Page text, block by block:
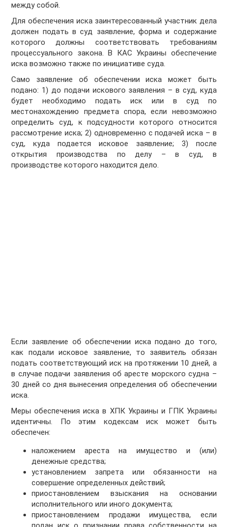
между собой.
Для обеспечения иска заинтересованный участник дела
должен подать в суд заявление, форма и содержание
которого должны соответствовать требованиям
процессуального закона. В КАС Украины обеспечение
иска возможно также по инициативе суда.
Само заявление об обеспечении иска может быть
подано: 1) до подачи искового заявления – в суд, куда
будет необходимо подать иск или в суд по
местонахождению предмета спора, если невозможно
определить суд, к подсудности которого относится
рассмотрение иска; 2) одновременно с подачей иска – в
суд, куда подается исковое заявление; 3) после
открытия производства по делу – в суд, в
производстве которого находится дело.
Если заявление об обеспечении иска подано до того,
как подали исковое заявление, то заявитель обязан
подать соответствующий иск на протяжении 10 дней, а
в случае подачи заявления об аресте морского судна –
30 дней со дня вынесения определения об обеспечении
иска.
Меры обеспечения иска в ХПК Украины и ГПК Украины
идентичны. По этим кодексам иск может быть
обеспечен:
наложением ареста на имущество и (или)
денежные средства;
установлением запрета или обязанности на
совершение определенных действий;
приостановлением взыскания на основании
исполнительного или иного документа;
приостановлением продажи имущества, если